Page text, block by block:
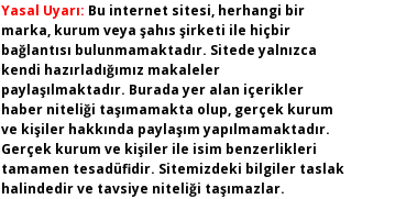
Yasal Uyarı: Bu internet sitesi, herhangi bir
marka, kurum veya şahıs şirketi ile hiçbir
bağlantısı bulunmamaktadır. Sitede yalnızca
kendi hazırladığımız makaleler
paylaşılmaktadır. Burada yer alan içerikler
haber niteliği taşımamakta olup, gerçek kurum
ve kişiler hakkında paylaşım yapılmamaktadır.
Gerçek kurum ve kişiler ile isim benzerlikleri
tamamen tesadüfidir. Sitemizdeki bilgiler taslak
halindedir ve tavsiye niteliği taşımazlar.